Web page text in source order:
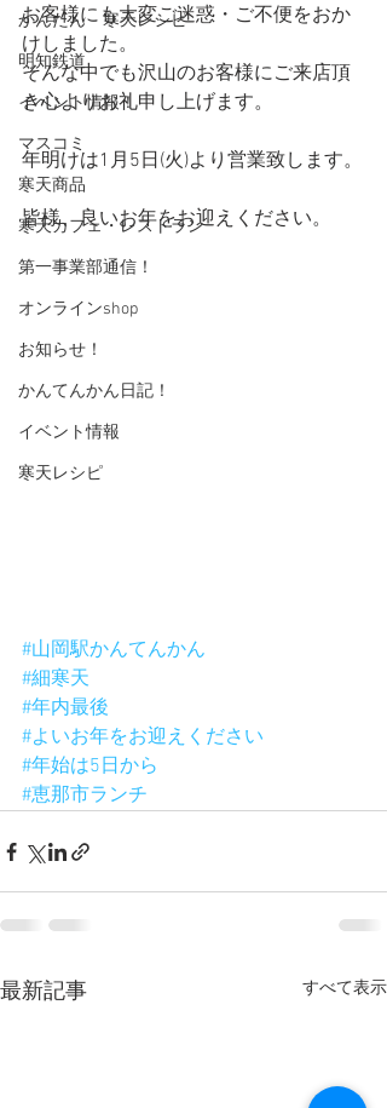
かんたん 寒天レシピ
明知鉄道
イベント情報！
マスコミ
寒天商品
寒天カフェ・レストラン
第一事業部通信！
オンラインshop
お知らせ！
かんてんかん日記！
イベント情報
寒天レシピ
お客様にも大変ご迷惑・ご不便をおか
けしました。
そんな中でも沢山のお客様にご来店頂
き心よりお礼申し上げます。
年明けは1月5日(火)より営業致します。
皆様、良いお年をお迎えください。
#山岡駅かんてんかん
#細寒天
#年内最後
#よいお年をお迎えください
#年始は5日から
#恵那市ランチ
最新記事 すべて表示